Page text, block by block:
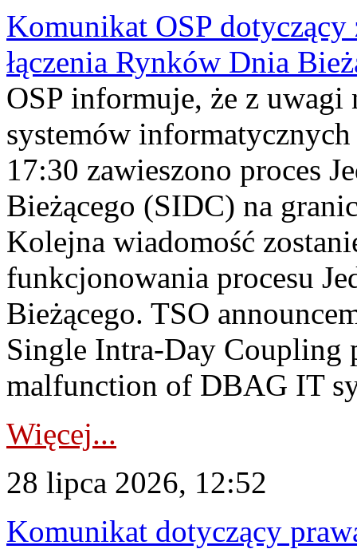
Komunikat OSP dotyczący
łączenia Rynków Dnia
OSP informuje, że z uwagi
systemów
17:30 zawieszono proces
Bieżącego (SIDC) na
Kolejna wiadomość
funkcjonowania procesu
Bieżącego. TSO
Single Intra-Day Coupling
malfunction of DBAG IT
Więcej...
28 lipca 2026, 12:52
Komunikat dotyczący